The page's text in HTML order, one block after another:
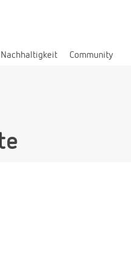
Nachhaltigkeit Community